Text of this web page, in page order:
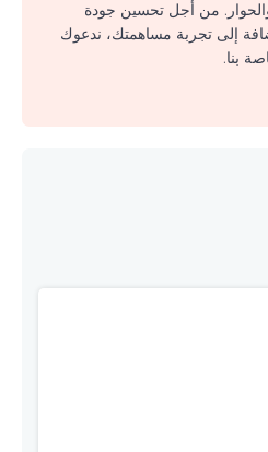
من أجل تحسين جودة
إلى تجربة مساهمتك، ندعوك
بنا.